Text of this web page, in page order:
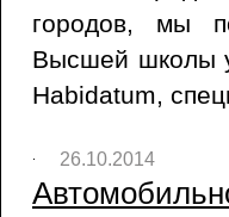
городов, мы
Высшей школы
Habidatum,
26.10.2014